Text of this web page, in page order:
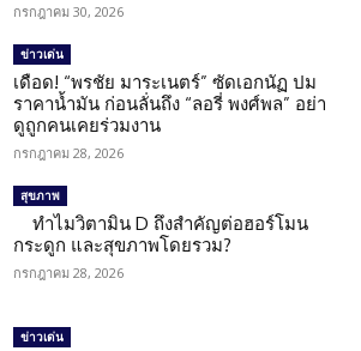
กรกฎาคม 30, 2026
ข่าวเด่น
เดือด! “พรชัย มาระเนตร์” ซัดเอกนัฏ ปม
ราคาน้ำมัน ก่อนลั่นถึง “ลอรี่ พงศ์พล” อย่า
ดูถูกคนเคยร่วมงาน
กรกฎาคม 28, 2026
สุขภาพ
ทำไมวิตามิน D ถึงสำคัญต่อฮอร์โมน
กระดูก และสุขภาพโดยรวม?
กรกฎาคม 28, 2026
ข่าวเด่น